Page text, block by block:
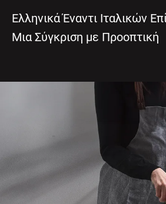
Ελληνικά Έναντι Ιταλικών
Μια Σύγκριση με Προοπτική